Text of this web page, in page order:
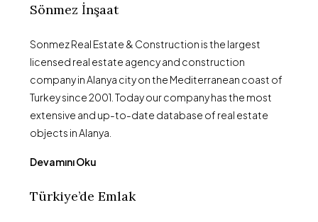
Sönmez İnşaat
Sonmez Real Estate & Construction is the largest
licensed real estate agency and construction
company in Alanya city on the Mediterranean coast of
Turkey since 2001. Today our company has the most
extensive and up-to-date database of real estate
objects in Alanya.
Devamını Oku
Türkiye’de Emlak